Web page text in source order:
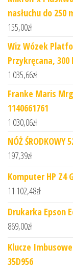
nasłuchu do 250
155,00zł
Wiz Wózek
Przykręcana, 300
1 035,66zł
Franke Maris
1140661761
1 030,06zł
NÓŻ ŚRODKOWY
197,39zł
Komputer HP Z4
11 102,48zł
Drukarka Epson
869,00zł
Klucze
35D956